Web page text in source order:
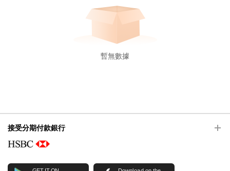
暫無數據
接受分期付款銀行